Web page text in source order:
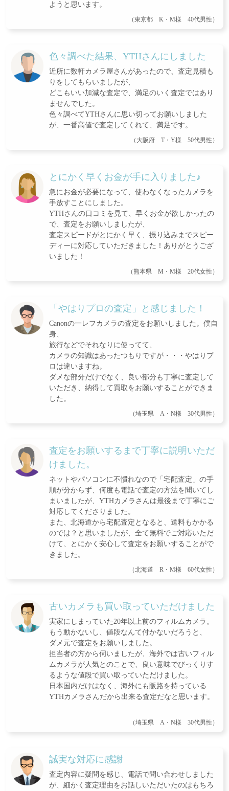
ようと思います。
（東京都 K・M様 40代男性）
色々調べた結果、YTHさんにしました
近所に数軒カメラ屋さんがあったので、査定見積も
りをしてもらいましたが、
どこもいい加減な査定で、満足のいく査定ではあり
ませんでした。
色々調べてYTHさんに思い切ってお願いしました
が、一番高値で査定してくれて、満足です。
（大阪府 T・Y様 50代男性）
とにかく早くお金が手に入りました♪
急にお金が必要になって、使わなくなったカメラを
手放すことにしました。
YTHさんの口コミを見て、早くお金が欲しかったの
で、査定をお願いしましたが、
査定スピードがとにかく早く、振り込みまでスピー
ディーに対応していただきました！ありがとうござ
いました！
（熊本県 M・M様 20代女性）
「やはりプロの査定」と感じました！
Canonの一レフカメラの査定をお願いしました。僕自
身、
旅行などでそれなりに使ってて、
カメラの知識はあったつもりですが・・・やはりプ
ロは違いますね。
ダメな部分だけでなく、良い部分も丁寧に査定して
いただき、納得して買取をお願いすることができま
した。
（埼玉県 A・N様 30代男性）
査定をお願いするまで丁寧に説明いただ
けました。
ネットやパソコンに不慣れなので「宅配査定」の手
順が分からず、何度も電話で査定の方法を聞いてし
まいましたが、YTHカメラさんは最後まで丁寧にご
対応してくださりました。
また、北海道から宅配査定となると、送料もかかる
のでは？と思いましたが、全て無料でご対応いただ
けて、とにかく安心して査定をお願いすることがで
きました。
（北海道 R・M様 60代女性）
古いカメラも買い取っていただけました
実家にしまっていた20年以上前のフィルムカメラ。
もう動かないし、値段なんて付かないだろうと、
ダメ元で査定をお願いしました。
担当者の方から伺いましたが、海外では古いフィル
ムカメラが人気とのことで、良い意味でびっくりす
るような値段で買い取っていただけました。
日本国内だけはなく、海外にも販路を持っている
YTHカメラさんだから出来る査定だなと思います。
（埼玉県 A・N様 30代男性）
誠実な対応に感謝
査定内容に疑問を感じ、電話で問い合わせしました
が、細かく査定理由をお話しいただいたのはもちろ